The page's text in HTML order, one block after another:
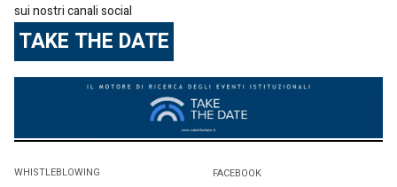
sui nostri canali social
TAKE THE DATE
WHISTLEBLOWING
FACEBOOK